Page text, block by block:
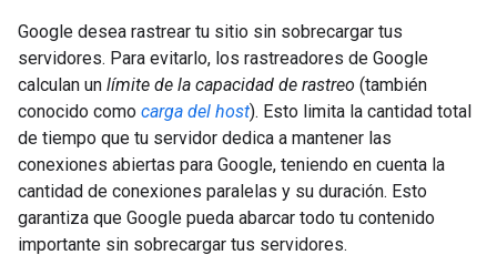
Google desea rastrear tu sitio sin sobrecargar tus
servidores. Para evitarlo, los rastreadores de Google
calculan un límite de la capacidad de rastreo (también
conocido como carga del host). Esto limita la cantidad total
de tiempo que tu servidor dedica a mantener las
conexiones abiertas para Google, teniendo en cuenta la
cantidad de conexiones paralelas y su duración. Esto
garantiza que Google pueda abarcar todo tu contenido
importante sin sobrecargar tus servidores.